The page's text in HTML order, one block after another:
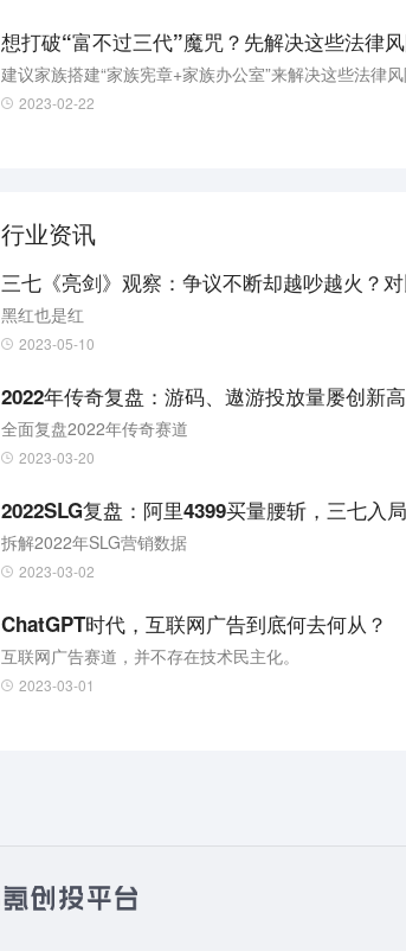
想打破“富不过三代”魔咒？先解决这些法律
建议家族搭建“家族宪章+家族办公室”来解决这些法律风
2023-02-22
行业资讯
三七《亮剑》观察：争议不断却越吵越火？
黑红也是红
2023-05-10
2022年传奇复盘：游码、遨游投放量屡创新
全面复盘2022年传奇赛道
2023-03-20
2022SLG复盘：阿里4399买量腰斩，三七入
拆解2022年SLG营销数据
2023-03-02
ChatGPT时代，互联网广告到底何去何从？
互联网广告赛道，并不存在技术民主化。
2023-03-01